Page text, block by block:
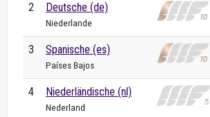
2 Deutsche (de)
Niederlande
3 Spanische (es)
Países Bajos
4 Niederländische (nl)
Nederland